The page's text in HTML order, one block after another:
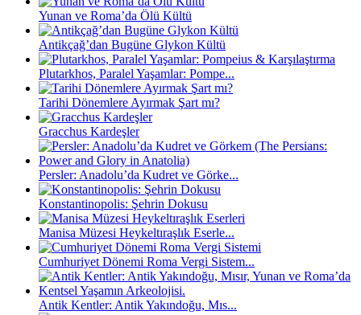
Yunan ve Roma’da Ölü Kültü
Antikçağ’dan Bugüne Glykon Kültü
Plutarkhos, Paralel Yaşamlar: Pompe...
Tarihi Dönemlere Ayırmak Şart mı?
Gracchus Kardeşler
Persler: Anadolu’da Kudret ve Görke...
Konstantinopolis: Şehrin Dokusu
Manisa Müzesi Heykeltıraşlık Eserle...
Cumhuriyet Dönemi Roma Vergi Sistem...
Antik Kentler: Antik Yakındoğu, Mıs...